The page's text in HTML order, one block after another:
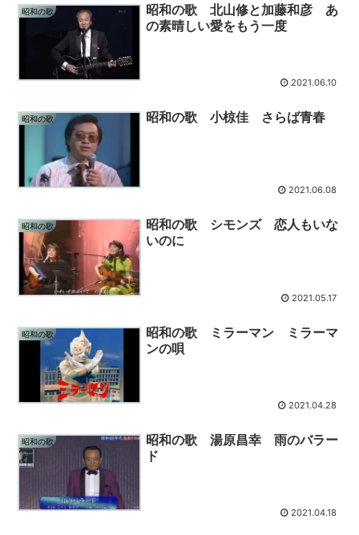
昭和の歌
昭和の歌 北山修と加藤和彦 あ
の素晴しい愛をもう一度
2021.06.10
昭和の歌 昭和の歌 小椋佳 さらば青春
2021.06.08
昭和の歌
昭和の歌 シモンズ 恋人もいな
いのに
2021.05.17
昭和の歌
昭和の歌 ミラーマン ミラーマ
ンの唄
2021.04.28
昭和の歌
昭和の歌 湯原昌幸 雨のバラー
ド
2021.04.18